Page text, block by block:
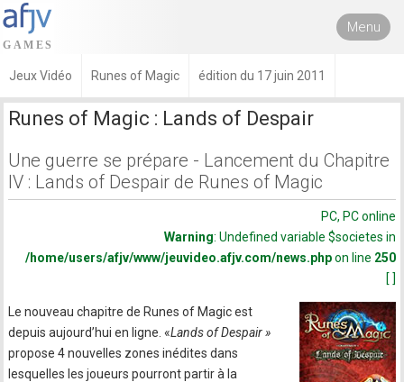
Menu
Jeux Vidéo Runes of Magic édition du 17 juin 2011
Runes of Magic : Lands of Despair
Une guerre se prépare - Lancement du Chapitre
IV : Lands of Despair de Runes of Magic
PC, PC online
Warning: Undefined variable $societes in
/home/users/afjv/www/jeuvideo.afjv.com/news.phpon line 250
[ ]
Le nouveau chapitre de Runes of Magic est
depuis aujourd’hui en ligne. «Lands of Despair »
propose 4 nouvelles zones inédites dans
lesquelles les joueurs pourront partir à la